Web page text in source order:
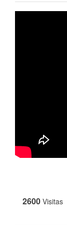
2600 Visitas